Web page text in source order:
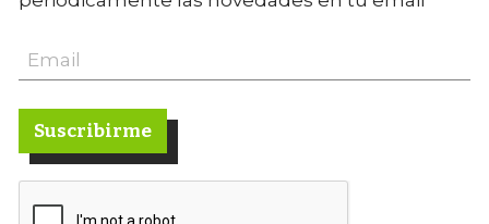
Suscribirme